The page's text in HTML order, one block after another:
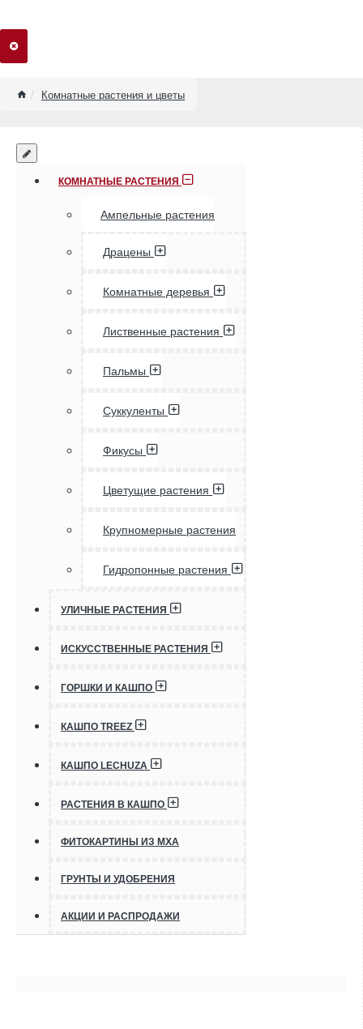
homeКомнатные растения и цветы
КОМНАТНЫЕ РАСТЕНИЯ
Ампельные растения
Драцены
Комнатные деревья
Лиственные растения
Пальмы
Суккуленты
Фикусы
Цветущие растения
Крупномерные растения
Гидропонные растения
УЛИЧНЫЕ РАСТЕНИЯ
ИСКУССТВЕННЫЕ РАСТЕНИЯ
ГОРШКИ И КАШПО
КАШПО TREEZ
КАШПО LECHUZA
РАСТЕНИЯ В КАШПО
ФИТОКАРТИНЫ ИЗ МХА
ГРУНТЫ И УДОБРЕНИЯ
АКЦИИ И РАСПРОДАЖИ